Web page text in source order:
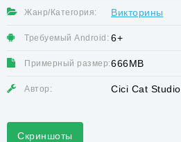
Жанр/Категория: Викторины
Требуемый Android: 6+
Примерный размер:666MB
Автор: Cici Cat Studio
Скриншоты